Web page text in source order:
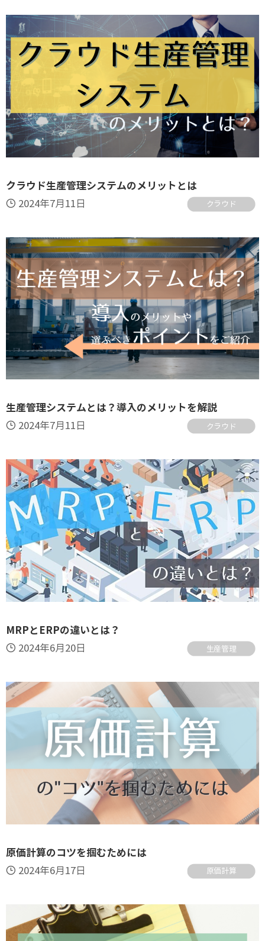
クラウド生産管理システムのメリットとは
2024年7月11日 クラウド
生産管理システムとは？導入のメリットを解説
2024年7月11日 クラウド
MRPとERPの違いとは？
2024年6月20日 生産管理
原価計算のコツを掴むためには
2024年6月17日 原価計算